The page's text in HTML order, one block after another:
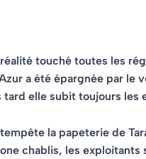
touché toutes les
a été épargnée par le
tard elle subit toujours les
la papeterie de
chablis, les exploitants